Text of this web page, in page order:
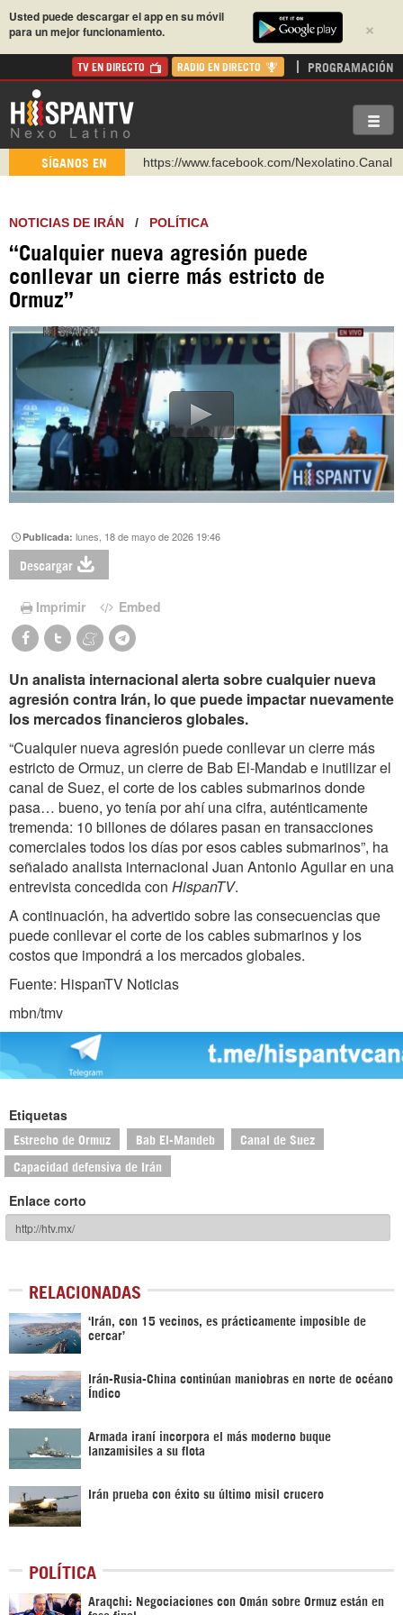
×
Usted puede descargar el app en su móvil
para un mejor funcionamiento.
TV EN DIRECTO RADIO EN DIRECTO PROGRAMACIÓN
SÍGANOS EN
https://www.facebook.com/Nexolatino.Canal
http://twitter.com/nexo_latino
https://t.me/hispantvcanal
https://urmedium.com/c/hispantv
Instagram como: hispan_tv
NOTICIAS DE IRÁN / POLÍTICA
“Cualquier nueva agresión puede
conllevar un cierre más estricto de
Ormuz”
Publicada:lunes, 18 de mayo de 2026 19:46
Descargar
Imprimir Embed
Un analista internacional alerta sobre cualquier nueva
agresión contra Irán, lo que puede impactar nuevamente
los mercados financieros globales.
“Cualquier nueva agresión puede conllevar un cierre más
estricto de Ormuz, un cierre de Bab El-Mandab e inutilizar el
canal de Suez, el corte de los cables submarinos donde
pasa… bueno, yo tenía por ahí una cifra, auténticamente
tremenda: 10 billones de dólares pasan en transacciones
comerciales todos los días por esos cables submarinos”, ha
señalado analista internacional Juan Antonio Aguilar en una
entrevista concedida con HispanTV.
A continuación, ha advertido sobre las consecuencias que
puede conllevar el corte de los cables submarinos y los
costos que impondrá a los mercados globales.
Fuente: HispanTV Noticias
mbn/tmv
Etiquetas
Estrecho de Ormuz Bab El-Mandeb Canal de Suez
Capacidad defensiva de Irán
Enlace corto
RELACIONADAS
‘Irán, con 15 vecinos, es prácticamente imposible de
cercar’
Irán-Rusia-China continúan maniobras en norte de océano
Índico
Armada iraní incorpora el más moderno buque
lanzamisiles a su flota
Irán prueba con éxito su último misil crucero ‎
POLÍTICA
Araqchi: Negociaciones con Omán sobre Ormuz están en